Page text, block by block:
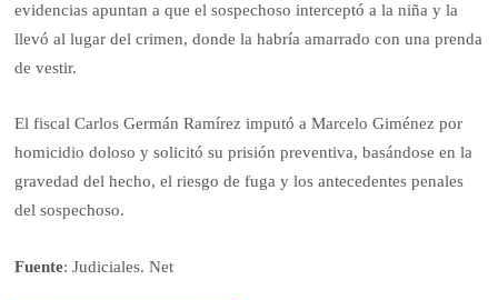
evidencias apuntan a que el sospechoso interceptó a la niña y la
llevó al lugar del crimen, donde la habría amarrado con una prenda
de vestir.
El fiscal Carlos Germán Ramírez imputó a Marcelo Giménez por
homicidio doloso y solicitó su prisión preventiva, basándose en la
gravedad del hecho, el riesgo de fuga y los antecedentes penales
del sospechoso.
Fuente: Judiciales. Net